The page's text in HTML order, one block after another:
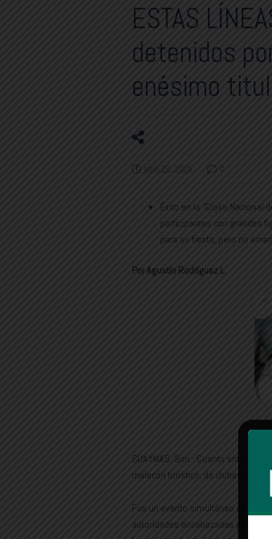
ESTAS
detenidos
enésimo
abril 20, 2025 0
Éxito en la “Clase Nacional
participantes con grandes
para su fiesta, pero no
Por Agustín Rodríguez L.
GUAYMAS, Son.- Cuanto
malecón turístico, de clubes
Fue un evento simultáneo de un
autoridades encabezadas por la